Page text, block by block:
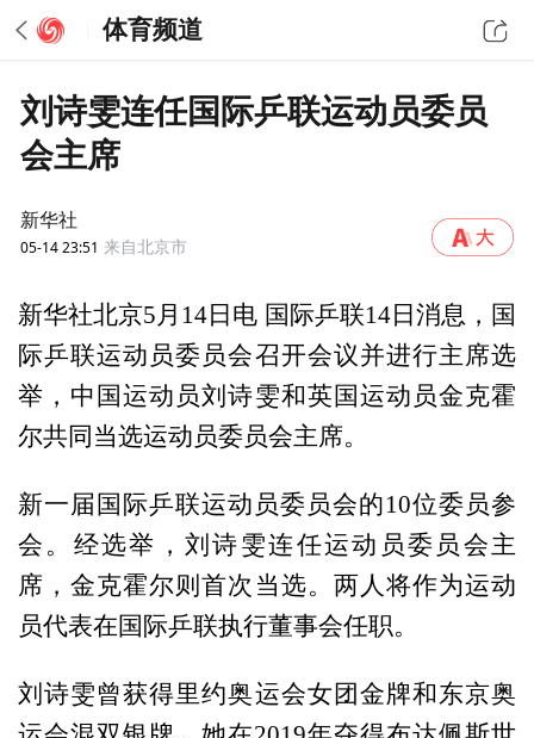
体育频道
刘诗雯连任国际乒联运动员委员
会主席
新华社
05-14 23:51 来自北京市
新华社北京5月14日电 国际乒联14日消息，国
际乒联运动员委员会召开会议并进行主席选
举，中国运动员刘诗雯和英国运动员金克霍
尔共同当选运动员委员会主席。
新一届国际乒联运动员委员会的10位委员参
会。经选举，刘诗雯连任运动员委员会主
席，金克霍尔则首次当选。两人将作为运动
员代表在国际乒联执行董事会任职。
刘诗雯曾获得里约奥运会女团金牌和东京奥